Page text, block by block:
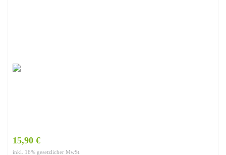
15,90 €
inkl. 16% gesetzlicher MwSt.